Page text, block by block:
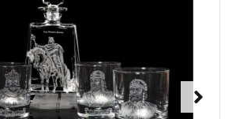
От 3 до 10 раб. дни